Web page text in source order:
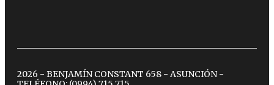
2026 - BENJAMÍN CONSTANT 658 - ASUNCIÓN -